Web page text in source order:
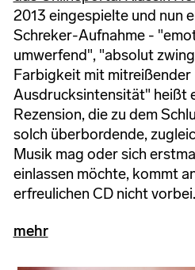
2013 eingespielte und nun
Schreker-Aufnahme -
umwerfend", "absolut
Farbigkeit mit mitreißender
Ausdrucksintensität" heißt
Rezension, die zu dem
solch überbordende,
Musik mag oder sich
einlassen möchte, kommt
erfreulichen CD nicht
mehr